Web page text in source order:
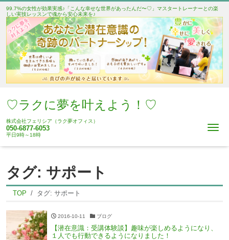
99.7%の女性が効果実感♪「こんな幸せな世界があったんだ〜♡」マスタートレーナーとの楽
しい実技レッスンで魂から安心未来を♪
♡ラクに夢を叶えよう！♡
株式会社フェリシア（ラク夢オフィス）
050-6877-6053
平日9時～18時
タグ: サポート
TOP タグ: サポート
2016-10-11 ブログ
【潜在意識：受講体験談】趣味が楽しめるようになり、
１人でも行動できるようになりました！